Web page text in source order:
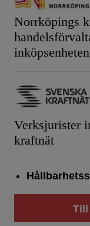
Norrköpings
inköpsenheten
Verksjurister
kraftnät
Till